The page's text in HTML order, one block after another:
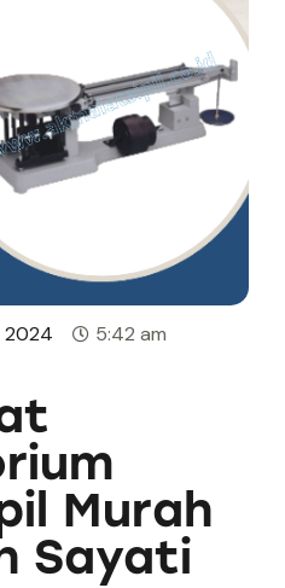
2024
5:42 am
Murah
Sayati